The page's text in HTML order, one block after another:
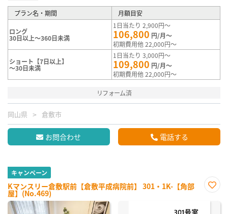
プラン名・期間 月額目安
ロング
30日以上～360日未満
1日当たり 2,900円～
106,800 円/月～
初期費用他 22,000円～
ショート【7日以上】
～30日未満
1日当たり 3,000円～
109,800 円/月～
初期費用他 22,000円～
リフォーム済
岡山県 倉敷市
お問合わせ 電話する
キャンペーン
Kマンスリー倉敷駅前【倉敷平成病院前】 301・1K-【角部
屋】(No.469)
に入